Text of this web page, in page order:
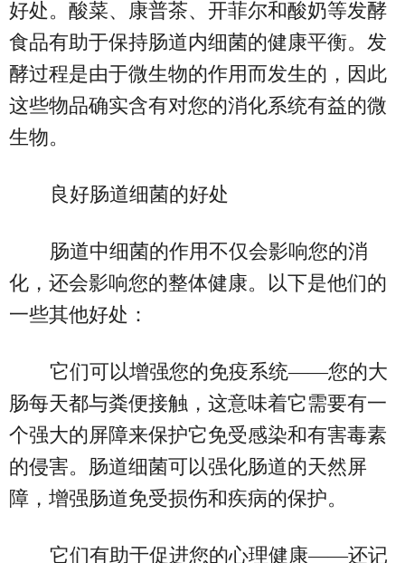
好处。酸菜、康普茶、开菲尔和酸奶等发酵
食品有助于保持肠道内细菌的健康平衡。发
酵过程是由于微生物的作用而发生的，因此
这些物品确实含有对您的消化系统有益的微
生物。
良好肠道细菌的好处
肠道中细菌的作用不仅会影响您的消
化，还会影响您的整体健康。以下是他们的
一些其他好处：
它们可以增强您的免疫系统——您的大
肠每天都与粪便接触，这意味着它需要有一
个强大的屏障来保护它免受感染和有害毒素
的侵害。肠道细菌可以强化肠道的天然屏
障，增强肠道免受损伤和疾病的保护。
它们有助于促进您的心理健康——还记